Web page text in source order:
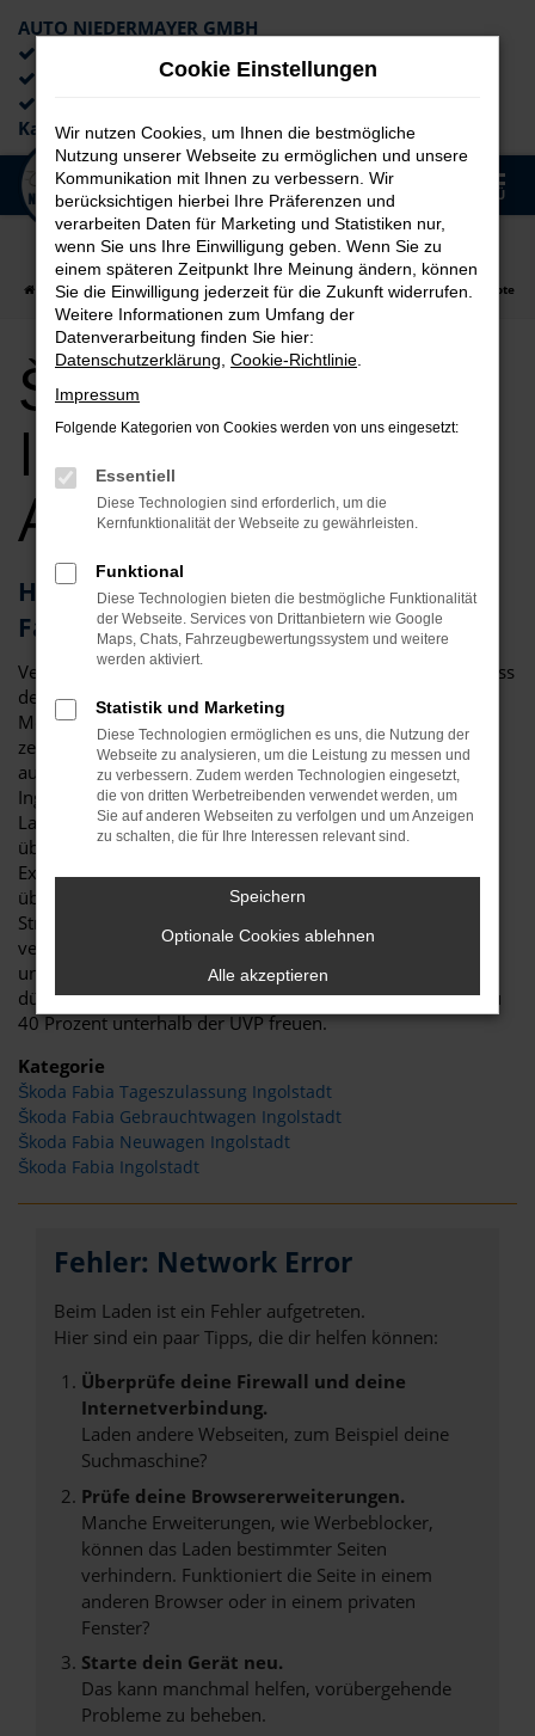
Zum
Hauptinhalt
springen
AUTO NIEDERMAYER GMBH
Lieferung an die Haustür
Kaufabwicklung
MENÜ
Startseite Ingolstadt Škoda Škoda Fabia für Ingolstadt Top Angebote
Škoda Fabia für
Ingolstadt Top
Angebote
Herausragendes Fahrzeug: der Škoda
Fabia für Ingolstadt
Vergleichstest und Erfahrungsberichte zeigen eindeutig, dass
der Škoda Fabia ein erstklassiges Fahrzeug ist. Für Ihre
Mobilität in Ingolstadt ist das Modell perfekt geeignet und
zeichnet sich sowohl durch seine Verarbeitungsqualität als
auch die vielen Extras aus. Nicht nur im Stadtverkehr in
Ingolstadt ist der Škoda Fabia die beste Wahl: auch auf
Landstraße und Autobahn erweist sich das Modell als
überzeugend. Bei Auto Niedermayer verstehen wir uns als
Experten rund um den Škoda Fabia und haben – im
übertragenen Sinne – bereits zahlreiche Modelle auf die
Straßen von Ingolstadt geschickt. Als Familienbetrieb
verfügen wir über eine Erfahrung von mehr als 40 Jahren
und beraten Sie gerne fair und kompetent. Darüber hinaus
dürfen Sie sich auf durch und durch attraktive Preise bis zu
40 Prozent unterhalb der UVP freuen.
Kategorie
Škoda Fabia Tageszulassung Ingolstadt
Škoda Fabia Gebrauchtwagen Ingolstadt
Škoda Fabia Neuwagen Ingolstadt
Škoda Fabia Ingolstadt
Fehler: Network Error
Beim Laden ist ein Fehler aufgetreten.
Hier sind ein paar Tipps, die dir helfen können:
Überprüfe deine Firewall und deine
Internetverbindung.
Laden andere Webseiten, zum Beispiel deine
Suchmaschine?
Prüfe deine Browsererweiterungen.
Manche Erweiterungen, wie Werbeblocker,
können das Laden bestimmter Seiten
verhindern. Funktioniert die Seite in einem
anderen Browser oder in einem privaten
Fenster?
Starte dein Gerät neu.
Das kann manchmal helfen, vorübergehende
Probleme zu beheben.
Cookie Einstellungen
Wir nutzen Cookies, um Ihnen die bestmögliche
Nutzung unserer Webseite zu ermöglichen und unsere
Kommunikation mit Ihnen zu verbessern. Wir
berücksichtigen hierbei Ihre Präferenzen und
verarbeiten Daten für Marketing und Statistiken nur,
wenn Sie uns Ihre Einwilligung geben. Wenn Sie zu
einem späteren Zeitpunkt Ihre Meinung ändern, können
Sie die Einwilligung jederzeit für die Zukunft widerrufen.
Weitere Informationen zum Umfang der
Datenverarbeitung finden Sie hier:
Datenschutzerklärung Cookie-Richtlinie
Impressum
Folgende Kategorien von Cookies werden von uns eingesetzt:
Essentiell
Diese Technologien sind erforderlich, um die
Kernfunktionalität der Webseite zu gewährleisten.
Funktional
Diese Technologien bieten die bestmögliche Funktionalität
der Webseite. Services von Drittanbietern wie Google
Maps, Chats, Fahrzeugbewertungssystem und weitere
werden aktiviert.
Statistik und Marketing
Diese Technologien ermöglichen es uns, die Nutzung der
Webseite zu analysieren, um die Leistung zu messen und
zu verbessern. Zudem werden Technologien eingesetzt,
die von dritten Werbetreibenden verwendet werden, um
Sie auf anderen Webseiten zu verfolgen und um Anzeigen
zu schalten, die für Ihre Interessen relevant sind.
Speichern
Optionale Cookies ablehnen
Alle akzeptieren